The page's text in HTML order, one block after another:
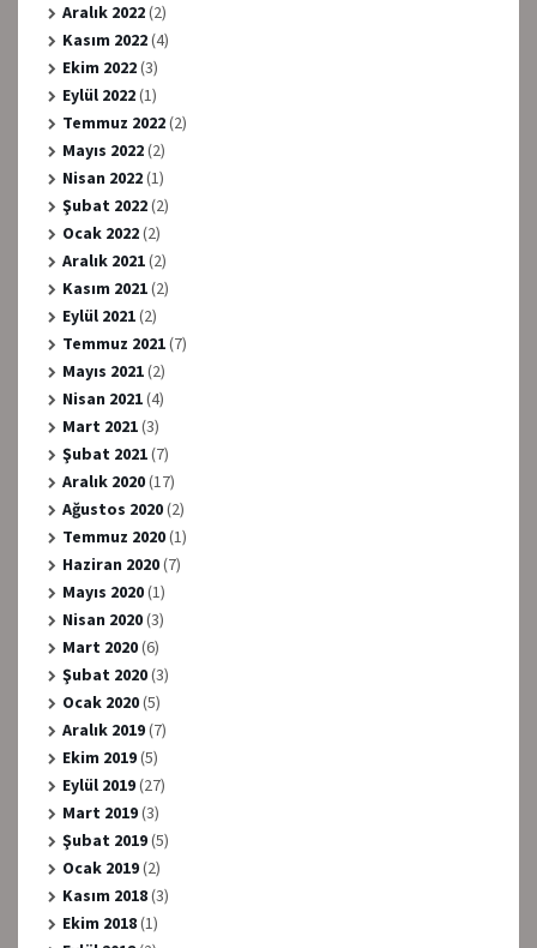
Aralık 2022(2)
Kasım 2022(4)
Ekim 2022(3)
Eylül 2022(1)
Temmuz 2022(2)
Mayıs 2022(2)
Nisan 2022(1)
Şubat 2022(2)
Ocak 2022(2)
Aralık 2021(2)
Kasım 2021(2)
Eylül 2021(2)
Temmuz 2021(7)
Mayıs 2021(2)
Nisan 2021(4)
Mart 2021(3)
Şubat 2021(7)
Aralık 2020(17)
Ağustos 2020(2)
Temmuz 2020(1)
Haziran 2020(7)
Mayıs 2020(1)
Nisan 2020(3)
Mart 2020(6)
Şubat 2020(3)
Ocak 2020(5)
Aralık 2019(7)
Ekim 2019(5)
Eylül 2019(27)
Mart 2019(3)
Şubat 2019(5)
Ocak 2019(2)
Kasım 2018(3)
Ekim 2018(1)